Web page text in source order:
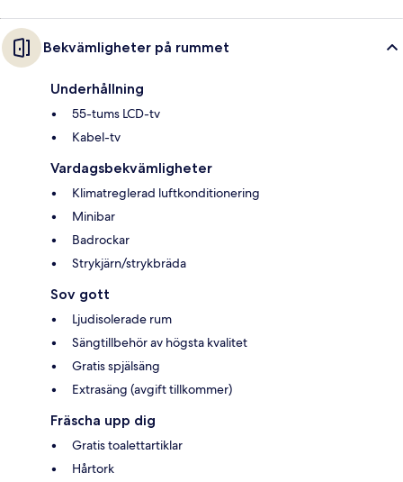
Bekvämligheter på rummet
Underhållning
55-tums LCD-tv
Kabel-tv
Vardagsbekvämligheter
Klimatreglerad luftkonditionering
Minibar
Badrockar
Strykjärn/strykbräda
Sov gott
Ljudisolerade rum
Sängtillbehör av högsta kvalitet
Gratis spjälsäng
Extrasäng (avgift tillkommer)
Fräscha upp dig
Gratis toalettartiklar
Hårtork